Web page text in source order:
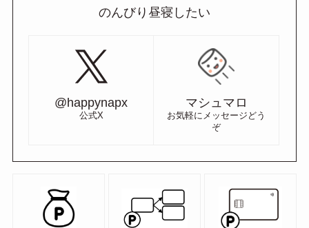
のんびり昼寝したい
@happynapx
公式X
マシュマロ
お気軽にメッセージどう
ぞ